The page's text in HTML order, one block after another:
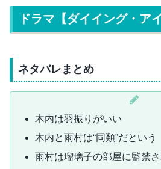
ドラマ【ダイイング・ア
ネタバレまとめ
木内は羽振りがいい
木内と雨村は“同類”だという
雨村は瑠璃子の部屋に監禁